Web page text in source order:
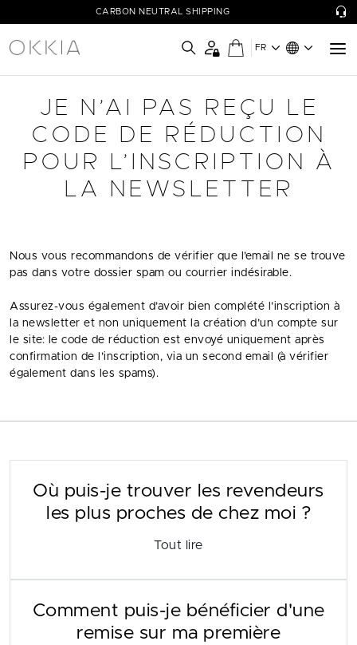
CARBON NEUTRAL SHIPPING
FR
JE N’AI PAS REÇU LE
CODE DE RÉDUCTION
POUR L’INSCRIPTION À
LA NEWSLETTER
Nous vous recommandons de vérifier que l’email ne se trouve
pas dans votre dossier spam ou courrier indésirable.
Assurez-vous également d’avoir bien complété l’inscription à
la newsletter et non uniquement la création d’un compte sur
le site: le code de réduction est envoyé uniquement après
confirmation de l’inscription, via un second email (à vérifier
également dans les spams).
Où puis-je trouver les revendeurs
les plus proches de chez moi ?
Tout lire
Comment puis-je bénéficier d'une
remise sur ma première